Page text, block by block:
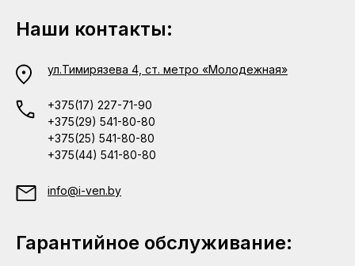
Наши контакты:
ул.Тимирязева 4, ст. метро «Молодежная»
+375(17) 227-71-90
+375(29) 541-80-80
+375(25) 541-80-80
+375(44) 541-80-80
info@i-ven.by
Гарантийное обслуживание: